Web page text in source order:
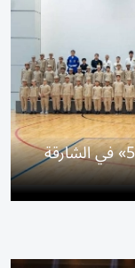
ختام برنامج «أصدقاء الحرس الأميري - 5» في الشارقة